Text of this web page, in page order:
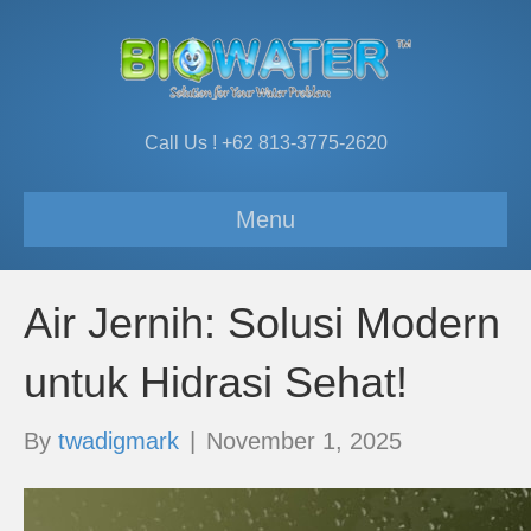
Call Us ! +62 813-3775-2620
Menu
Air Jernih: Solusi Modern
untuk Hidrasi Sehat!
By twadigmark November 1, 2025